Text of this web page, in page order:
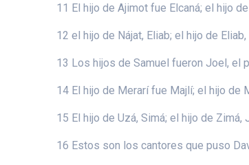
11 El hijo de Ajimot fue Elcaná; el hijo
12 el hijo de Nájat, Eliab; el hijo de
13 Los hijos de Samuel fueron Joel, el
14 El hijo de Merarí fue Majlí; el hijo de
15 El hijo de Uzá, Simá; el hijo de
16 Estos son los cantores que puso